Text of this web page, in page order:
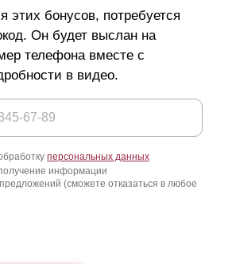
этих бонусов, потребуется
Он будет выслан на
телефона вместе с
в видео.
персональных данных
информации
(сможете отказаться в любое